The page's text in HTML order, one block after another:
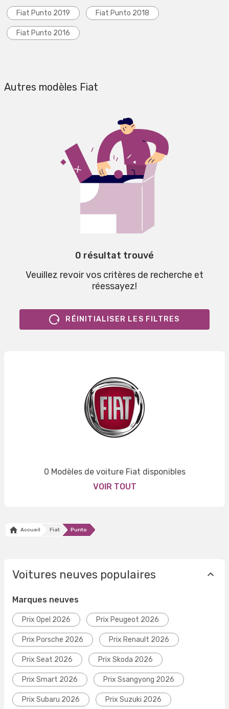
Fiat Punto 2019 Fiat Punto 2018
Fiat Punto 2016
Autres modèles Fiat
0 résultat trouvé
Veuillez revoir vos critères de recherche et
réessayez!
RÉINITIALISER LES FILTRES
0 Modèles de voiture Fiat disponibles
VOIR TOUT
Accueil Fiat Punto
Voitures neuves populaires
Marques neuves
Prix Opel 2026 Prix Peugeot 2026
Prix Porsche 2026 Prix Renault 2026
Prix Seat 2026 Prix Skoda 2026
Prix Smart 2026 Prix Ssangyong 2026
Prix Subaru 2026 Prix Suzuki 2026